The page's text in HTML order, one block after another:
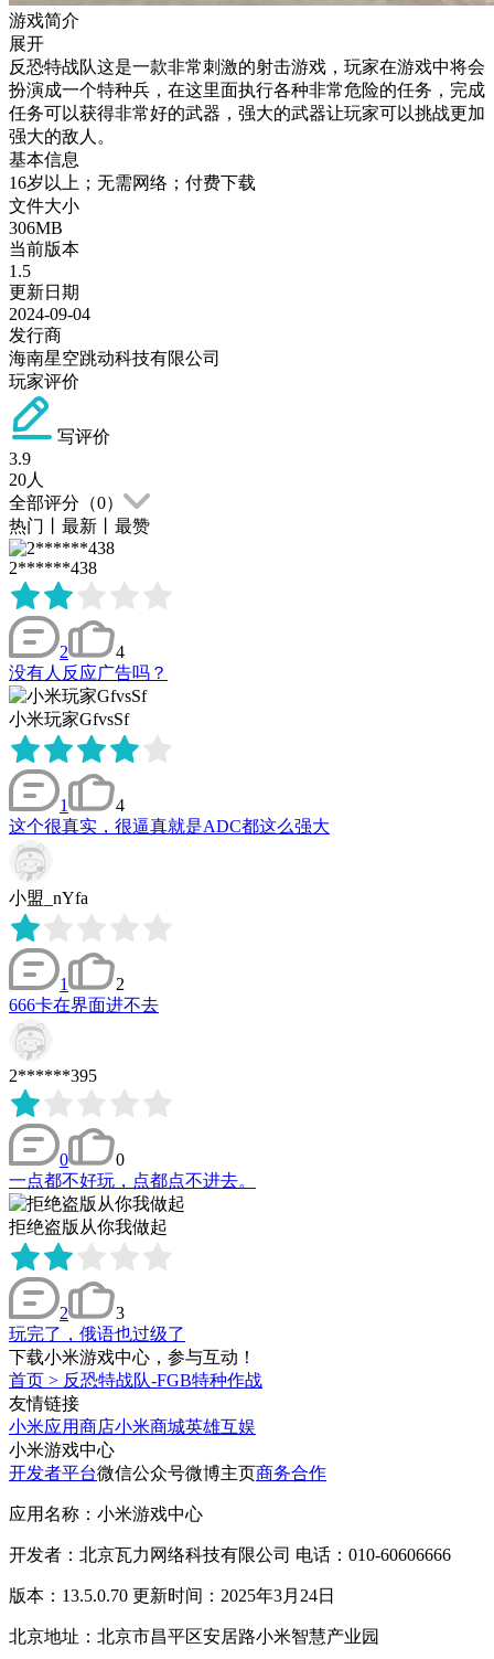
游戏简介
展开
反恐特战队这是一款非常刺激的射击游戏，玩家在游戏中将会
扮演成一个特种兵，在这里面执行各种非常危险的任务，完成
任务可以获得非常好的武器，强大的武器让玩家可以挑战更加
强大的敌人。
基本信息
16岁以上；无需网络；付费下载
文件大小
306MB
当前版本
1.5
更新日期
2024-09-04
发行商
海南星空跳动科技有限公司
玩家评价
写评价
3.9
20人
全部评分（0）
热门
最新 最赞
2******438
2
4
没有人反应广告吗？
小米玩家GfvsSf
1
4
这个很真实，很逼真就是ADC都这么强大
小盟_nYfa
1
2
666卡在界面进不去
2******395
0
0
一点都不好玩，点都点不进去。
拒绝盗版从你我做起
2
3
玩完了，俄语也过级了
下载小米游戏中心，参与互动！
首页 > 反恐特战队-FGB特种作战
友情链接
小米应用商店小米商城英雄互娱
小米游戏中心
开发者平台微信公众号微博主页商务合作
应用名称：小米游戏中心
开发者：北京瓦力网络科技有限公司 电话：010-60606666
版本：13.5.0.70 更新时间：2025年3月24日
北京地址：北京市昌平区安居路小米智慧产业园